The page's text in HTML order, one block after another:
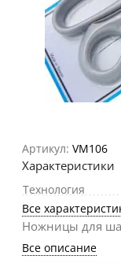
Артикул: VM106
Характеристики
Технология
Все
Ножницы для
Все описание